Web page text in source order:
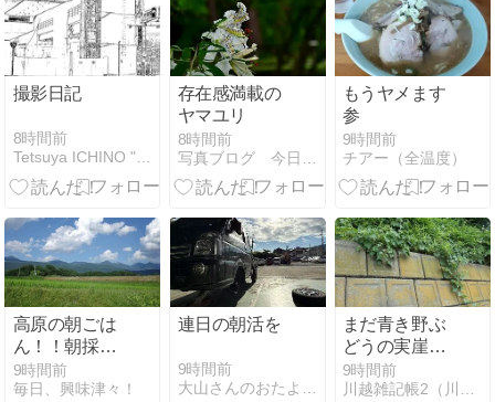
撮影日記
8時間前
Tetsuya ICHINO " M o m e n t "
存在感満載の
ヤマユリ
8時間前
もうヤメます
参
9時間前
チアー（全温度）
高原の朝ごは
ん！！朝採れ
とうもろこし
が最高のごち
9時間前
毎日、興味津々！
連日の朝活を
9時間前
まだ青き野ぶ
どうの実崖の
下（仙波氷川
神社裏）
9時間前